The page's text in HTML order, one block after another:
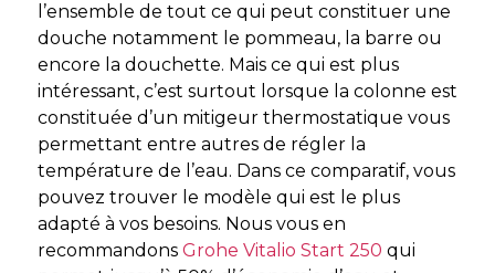
l’ensemble de tout ce qui peut constituer une
douche notamment le pommeau, la barre ou
encore la douchette. Mais ce qui est plus
intéressant, c’est surtout lorsque la colonne est
constituée d’un mitigeur thermostatique vous
permettant entre autres de régler la
température de l’eau. Dans ce comparatif, vous
pouvez trouver le modèle qui est le plus
adapté à vos besoins. Nous vous en
recommandons Grohe Vitalio Start 250 qui